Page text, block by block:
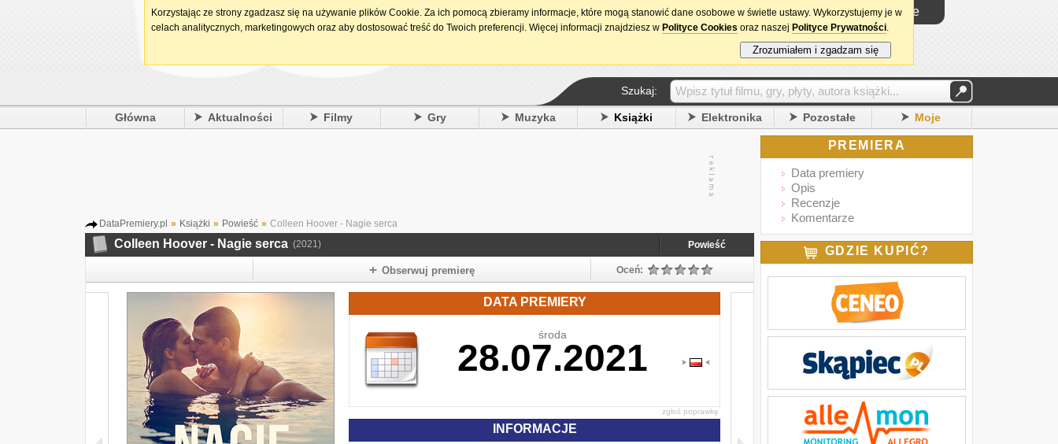
15. urodziny DataPremiery.pl Logowanie
Szukaj:
Główna Aktualności Filmy Gry Muzyka Książki Elektronika Pozostałe Moje
DataPremiery.pl » Książki » Powieść » Colleen Hoover - Nagie serca
Colleen Hoover - Nagie serca (2021) Powieść
Obserwuj premierę Oceń:
DATA PREMIERY
środa
28.07.2021
zgłoś poprawkę
INFORMACJE
PREMIERA
Data premiery
Opis
Recenzje
Komentarze
GDZIE KUPIĆ?
Korzystając ze strony zgadzasz się na używanie plików Cookie. Za ich pomocą zbieramy informacje, które mogą stanowić dane osobowe w świetle ustawy. Wykorzystujemy je w
celach analitycznych, marketingowych oraz aby dostosować treść do Twoich preferencji. Więcej informacji znajdziesz w Polityce Cookies oraz naszej Polityce Prywatności.
Zrozumiałem i zgadzam się